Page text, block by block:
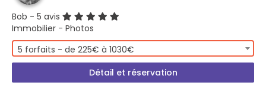
Bob - 5 avis
Immobilier - Photos
5 forfaits - de 225€ à 1030€
Détail et réservation